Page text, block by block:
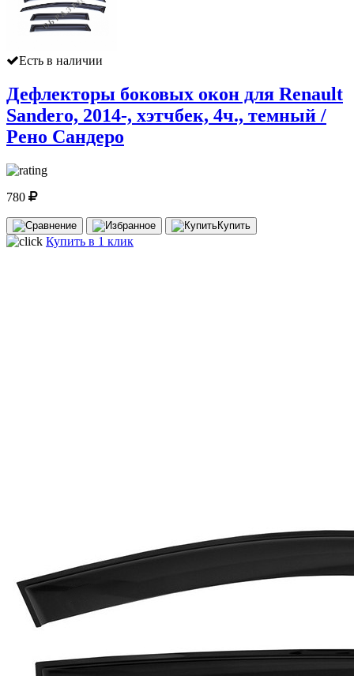
Есть в наличии
Дефлекторы боковых окон для Renault
Sandero, 2014-, хэтчбек, 4ч., темный /
Рено Сандеро
780
Купить
Купить в 1 клик